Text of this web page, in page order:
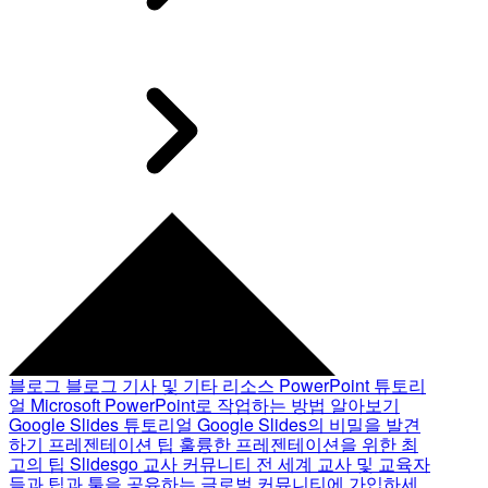
블로그 블로그 기사 및 기타 리소스 PowerPoint 튜토리
얼 Microsoft PowerPoint로 작업하는 방법 알아보기
Google Slides 튜토리얼 Google Slides의 비밀을 발견
하기 프레젠테이션 팁 훌륭한 프레젠테이션을 위한 최
고의 팁 Slidesgo 교사 커뮤니티 전 세계 교사 및 교육자